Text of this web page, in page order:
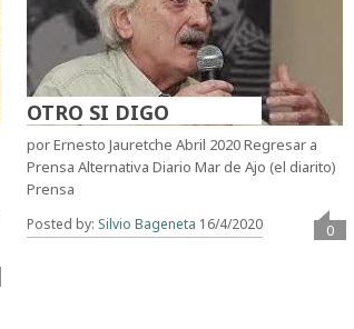
OTRO SI DIGO
por Ernesto Jauretche Abril 2020 Regresar a
Prensa Alternativa Diario Mar de Ajo (el diarito)
Prensa
Posted by: Silvio Bageneta 16/4/2020 0